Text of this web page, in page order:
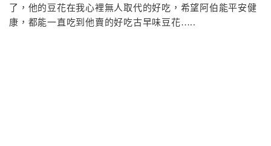
了，他的豆花在我心裡無人取代的好吃，希望阿伯能平安健
康，都能一直吃到他賣的好吃古早味豆花…..